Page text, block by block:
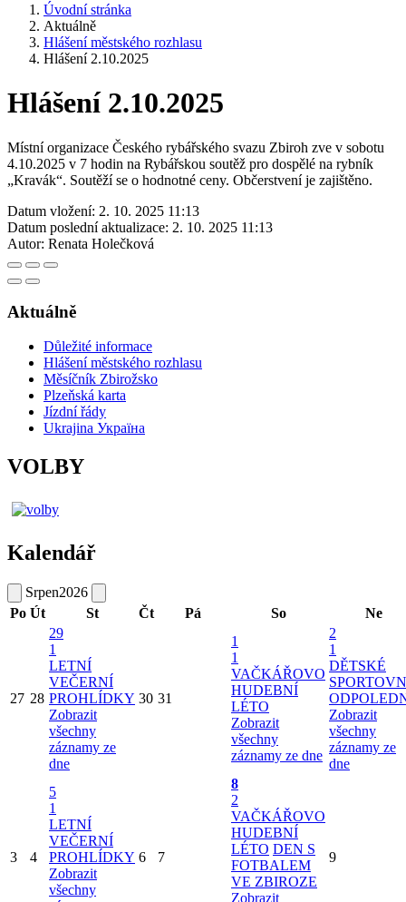
Úvodní stránka
Aktuálně
Hlášení městského rozhlasu
Hlášení 2.10.2025
Hlášení 2.10.2025
Místní organizace Českého rybářského svazu Zbiroh zve v sobotu
4.10.2025 v 7 hodin na Rybářskou soutěž pro dospělé na rybník
„Kravák“. Soutěží se o hodnotné ceny. Občerstvení je zajištěno.
Datum vložení: 2. 10. 2025 11:13
Datum poslední aktualizace: 2. 10. 2025 11:13
Autor: Renata Holečková
Aktuálně
Důležité informace
Hlášení městského rozhlasu
Měsíčník Zbirožsko
Plzeňská karta
Jízdní řády
Ukrajina Україна
VOLBY
Kalendář
Srpen2026
Po Út St Čt Pá So Ne
27 28
29
1
LETNÍ
VEČERNÍ
PROHLÍDKY
Zobrazit
všechny
záznamy ze
dne
30 31
1
1
VAČKÁŘOVO
HUDEBNÍ
LÉTO
Zobrazit
všechny
záznamy ze dne
2
1
DĚTSKÉ
Zobrazit
všechny
záznamy ze
dne
3 4
5
1
LETNÍ
VEČERNÍ
PROHLÍDKY
Zobrazit
všechny
6 7
8
2
VAČKÁŘOVO
HUDEBNÍ
LÉTO DEN S
FOTBALEM
VE ZBIROZE
Zobrazit
9